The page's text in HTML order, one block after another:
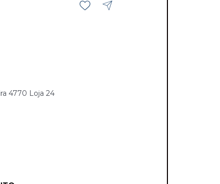
4770 Loja 24